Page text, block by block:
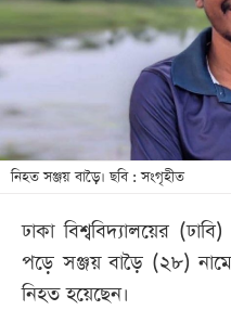
বিনোদন
লাইফ
স্টাইল
শিক্ষা
সব
বিভাগ
নিহত সঞ্জয় বাড়ৈ। ছবি : সংগৃহীত
ঢাকা বিশ্ববিদ্যালয়ের
পড়ে সঞ্জয় বাড়ৈ (২৮) নামে
নিহত হয়েছেন।